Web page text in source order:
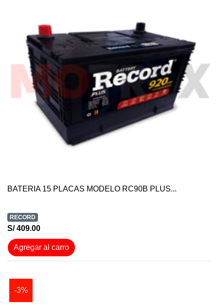
BATERIA 15 PLACAS MODELO RC90B PLUS...
RECORD
S/ 409.00
Agregar al carro
-3%